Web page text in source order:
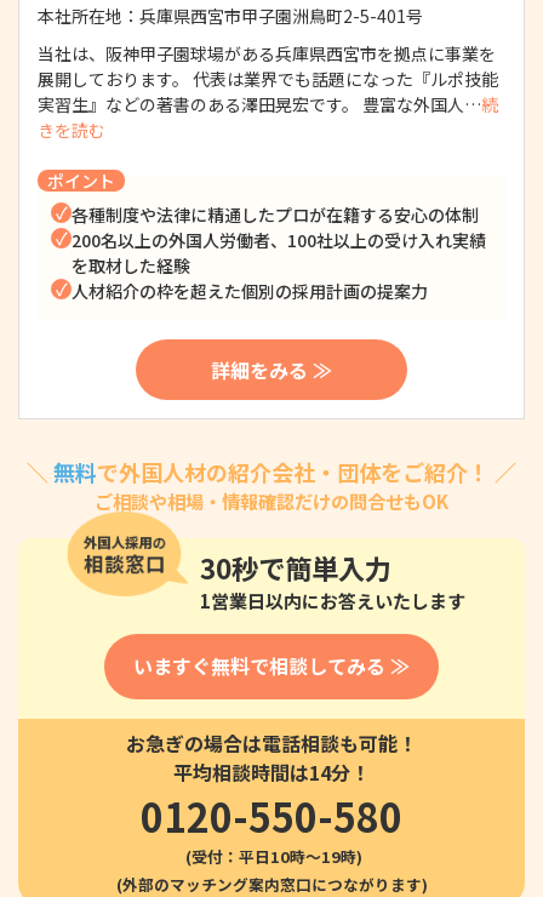
本社所在地： 兵庫県西宮市甲子園洲鳥町2-5-401号
当社は、阪神甲子園球場がある兵庫県西宮市を拠点に事業を
展開しております。 代表は業界でも話題になった『ルポ技能
実習生』などの著書のある澤田晃宏です。 豊富な外国人…続
きを読む
ポイント
各種制度や法律に精通したプロが在籍する安心の体制
200名以上の外国人労働者、100社以上の受け入れ実績
を取材した経験
人材紹介の枠を超えた個別の採用計画の提案力
詳細をみる ≫
＼ 無料で外国人材の紹介会社・団体をご紹介！ ／
ご相談や相場・情報確認だけの問合せもOK
30秒で簡単入力
1営業日以内にお答えいたします
いますぐ無料で相談してみる ≫
お急ぎの場合は電話相談も可能！
平均相談時間は14分！
0120-550-580
(受付：平日10時〜19時)